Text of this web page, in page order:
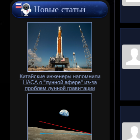
Новые статьи
Китайские инженеры напомнили
НАСА о "лунной афере" из-за
проблем лунной гравитации